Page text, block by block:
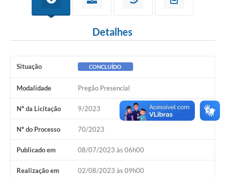
Carta de Serviços
Ouvidoria
Projetos
Contas Públicas
Detalhes
Situação CONCLUÍDO
Modalidade Pregão Presencial
Nº da Licitação 9/2023
Nº do Processo 70/2023
Publicado em 08/07/2023 às 06h00
Realização em 02/08/2023 às 09h00